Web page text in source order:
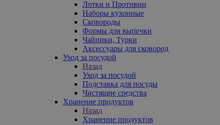
Лотки и Противни
Наборы кухонные
Сковороды
Формы для выпечки
Чайники, Турки
Аксессуары для сковород
Уход за посудой
Назад
Уход за посудой
Подставка для посуды
Чистящие средства
Хранение продуктов
Назад
Хранение продуктов